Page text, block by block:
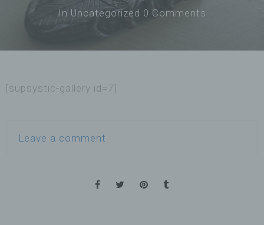
In Uncategorized 0 Comments
[supsystic-gallery id=7]
Leave a comment